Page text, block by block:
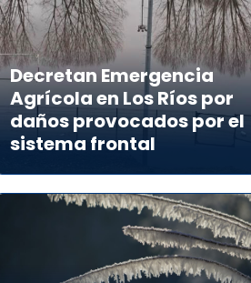
Decretan Emergencia
Agrícola en Los Ríos por
daños provocados por el
sistema frontal